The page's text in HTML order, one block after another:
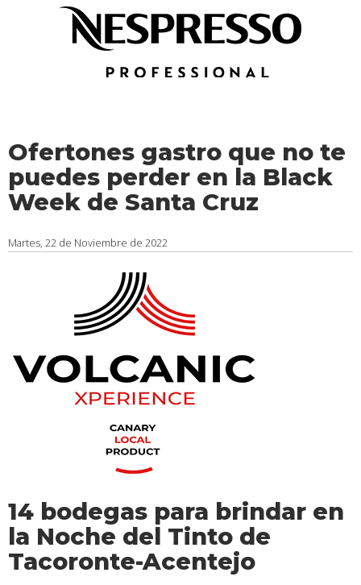
Ofertones gastro que no te
puedes perder en la Black
Week de Santa Cruz
Martes, 22 de Noviembre de 2022
14 bodegas para brindar en
la Noche del Tinto de
Tacoronte-Acentejo